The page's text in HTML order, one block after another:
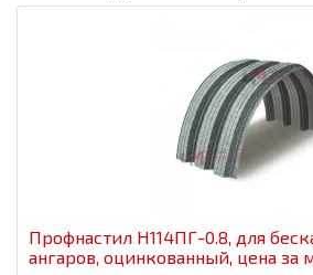
Профнастил H114ПГ-0.8, для
ангаров, оцинкованный, цена за